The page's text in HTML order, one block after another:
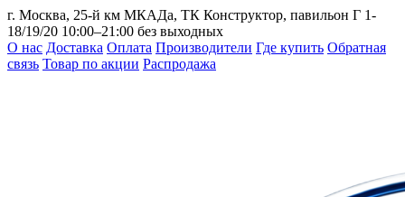
г. Москва, 25-й км МКАДа, ТК Конструктор, павильон Г 1-
18/19/20 10:00–21:00 без выходных
О нас Доставка Оплата Производители Где купить Обратная
связь Товар по акции Распродажа